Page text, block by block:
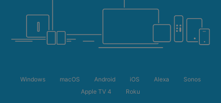
Windows macOS Android iOS Alexa
Sonos
Apple TV 4
Roku